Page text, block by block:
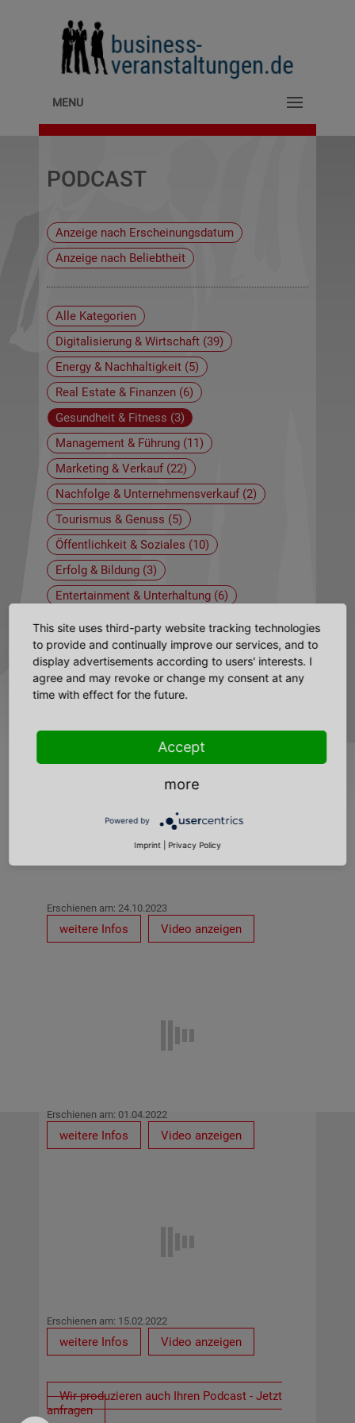
MENU
PODCAST
Alle Kategorien
Digitalisierung & Wirtschaft (39)
Energy & Nachhaltigkeit (5)
Real Estate & Finanzen (6)
Gesundheit & Fitness (3)
Management & Führung (11)
Marketing & Verkauf (22)
Nachfolge & Unternehmensverkauf (2)
Tourismus & Genuss (5)
Öffentlichkeit & Soziales (10)
Erfolg & Bildung (3)
Entertainment & Unterhaltung (6)
Verwaltung & Prozesse (3)
Beratung & Training (10)
Sprecher & Autoren (4)
Erscheiningsdatum
Erschienen am: 24.10.2023
weitere Infos Video anzeigen
Erschienen am: 01.04.2022
weitere Infos Video anzeigen
Erschienen am: 15.02.2022
weitere Infos Video anzeigen
Wir produzieren auch Ihren Podcast - Jetzt
anfragen
This site uses third-party website tracking technologies
to provide and continually improve our services, and to
display advertisements according to users' interests. I
agree and may revoke or change my consent at any
time with effect for the future.
Accept
more
Powered by
Imprint Privacy Policy